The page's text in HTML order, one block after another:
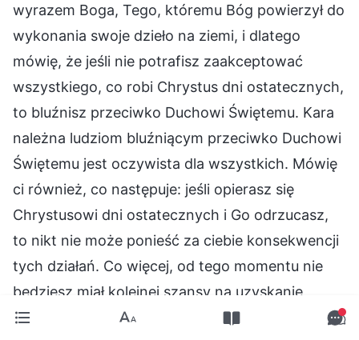
wyrazem Boga, Tego, któremu Bóg powierzył do
wykonania swoje dzieło na ziemi, i dlatego
mówię, że jeśli nie potrafisz zaakceptować
wszystkiego, co robi Chrystus dni ostatecznych,
to bluźnisz przeciwko Duchowi Świętemu. Kara
należna ludziom bluźniącym przeciwko Duchowi
Świętemu jest oczywista dla wszystkich. Mówię
ci również, co następuje: jeśli opierasz się
Chrystusowi dni ostatecznych i Go odrzucasz,
to nikt nie może ponieść za ciebie konsekwencji
tych działań. Co więcej, od tego momentu nie
będziesz miał kolejnej szansy na uzyskanie
aprobaty Boga; nawet jeśli zapragniesz odkupić